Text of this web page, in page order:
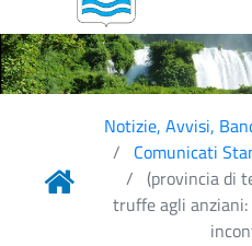
Notizie, Avvisi,
Comunicati
(provincia di
truffe agli anziani: